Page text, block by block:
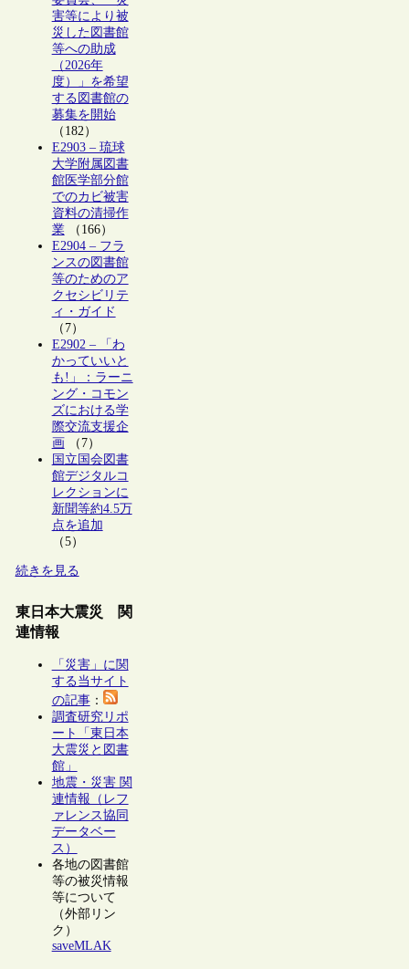
害等により被
災した図書館
等への助成
（2026年
度）」を希望
する図書館の
募集を開始
（182）
E2903 – 琉球
大学附属図書
館医学部分館
でのカビ被害
資料の清掃作
業（166）
E2904 – フラ
ンスの図書館
等のためのア
クセシビリテ
ィ・ガイド
（7）
E2902 – 「わ
かっていいと
も!」：ラーニ
ング・コモン
ズにおける学
際交流支援企
画（7）
国立国会図書
館デジタルコ
レクションに
新聞等約4.5万
点を追加
（5）
続きを見る
東日本大震災 関
連情報
「災害」に関
する当サイト
の記事：
調査研究リポ
ート「東日本
大震災と図書
館」
地震・災害 関
連情報（レフ
ァレンス協同
データベー
ス）
各地の図書館
等の被災情報
等について
（外部リン
ク）
saveMLAK